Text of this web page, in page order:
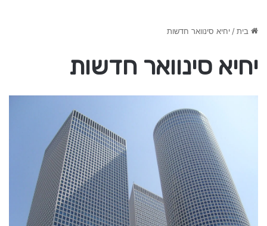
בית/יחיא סינוואר חדשות
יחיא סינוואר חדשות